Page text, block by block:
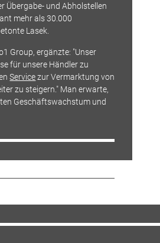
Übergabe- und Abholstellen
mehr als 30.000
Lasek.
Group, ergänzte: "Unser
für unsere Händler zu
Servicezur Vermarktung von
zu steigern." Man erwarte,
Geschäftswachstum und